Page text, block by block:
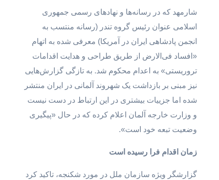
شارمهد که در رسانه‌ها و نهادهای رسمی جمهوری
اسلامی عنوان رئیس گروه تندر (رسانه منتسب به
انجمن پادشاهی ایران در آمریکا) معرفی شده به اتهام
«افساد فی‌الارض از طریق طراحی و هدایت اقدامات
تروریستی» به اعدام محکوم شد. به تازگی گزارش‌هایی
نیز مبنی بر بازداشت یک شهروند آلمانی در ایران منتشر
شده اما جزییات بیشتری در این ارتباط در دست نیست
و وزارت خارجه آلمان اعلام کرده که در حال «پیگیری
وضعیت تبعه خود است».
زمان اقدام فرا رسیده است
گزارشگر ویژه سازمان ملل در مورد شکنجه، تاکید کرد